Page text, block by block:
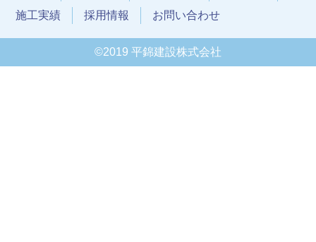
施工実績
採用情報 お問い合わせ
©2019 平錦建設株式会社